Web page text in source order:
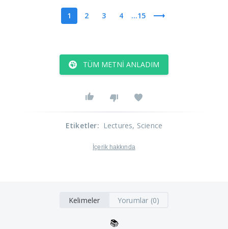
1 2 3 4 ...15
TÜM METNI ANLADIM
Etiketler: Lectures, Science
İçerik hakkında
Kelimeler Yorumlar (0)
📚